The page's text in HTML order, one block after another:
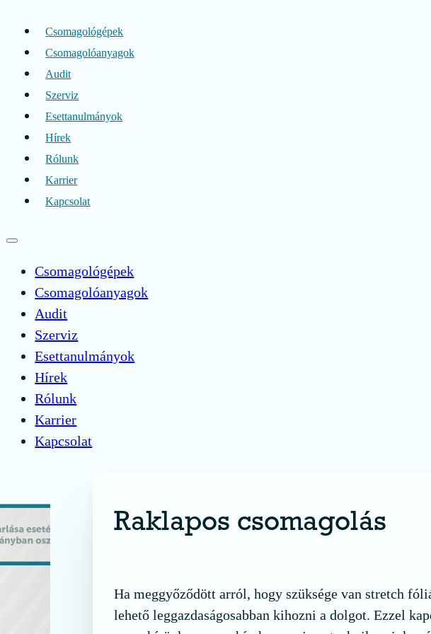
Csomagológépek
Csomagolóanyagok
Audit
Szerviz
Esettanulmányok
Hírek
Rólunk
Karrier
Kapcsolat
Csomagológépek
Csomagolóanyagok
Audit
Szerviz
Esettanulmányok
Hírek
Rólunk
Karrier
Kapcsolat
Raklapos csomagolás
Ha meggyőződött arról, hogy szüksége van stretch
lehető leggazdaságosabban kihozni a dolgot. Ezzel